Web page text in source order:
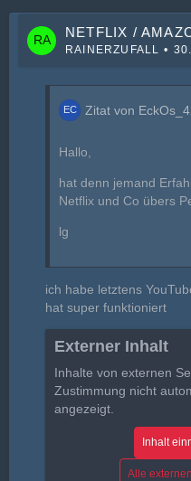
NETFLIX /
RAINERZUFALL
Zitat von
Hallo,
hat denn jemand
Netflix und Co übers
lg
ich habe letztens
hat super funktioniert
Externer Inhalt
Inhalte von externen
Zustimmung nicht
angezeigt.
Inhalt
Alle